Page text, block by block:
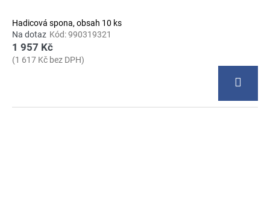
Hadicová spona, obsah 10 ks
Na dotaz Kód:990319321
1 957 Kč
(1 617 Kč bez DPH)